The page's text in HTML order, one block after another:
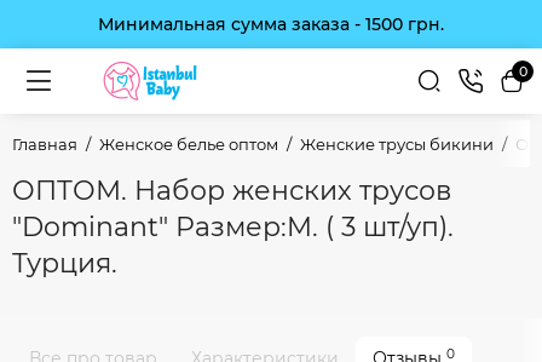
Минимальная сумма заказа - 1500 грн.
0
Главная Женское белье оптом Женские трусы бикини
ОПТОМ. Набор женских трусов
"Dominant" Размер:M. ( 3 шт/уп).
Турция.
0